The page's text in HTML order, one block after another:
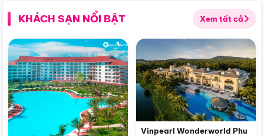
KHÁCH SẠN NỔI BẬT Xem tất cả
Vinpearl Wonderworld Phu